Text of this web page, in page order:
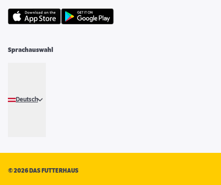
Sprachauswahl
Deutsch
©2026 DAS FUTTERHAUS